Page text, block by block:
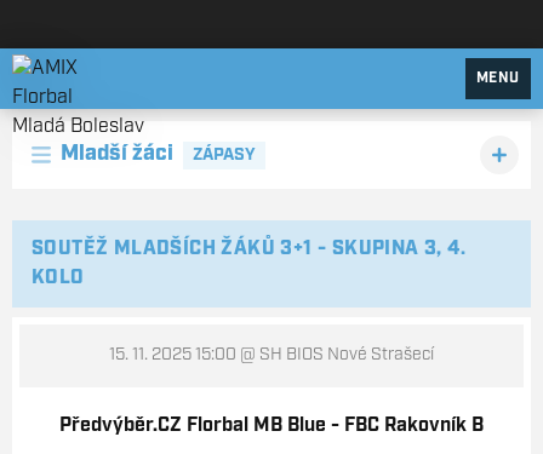
AMIX Florbal Mladá Boleslav
MENU
Mladší žáci ZÁPASY
SOUTĚŽ MLADŠÍCH ŽÁKŮ 3+1 - SKUPINA 3, 4.
KOLO
15. 11. 2025 15:00 @ SH BIOS Nové Strašecí
Předvýběr.CZ Florbal MB Blue - FBC Rakovník B